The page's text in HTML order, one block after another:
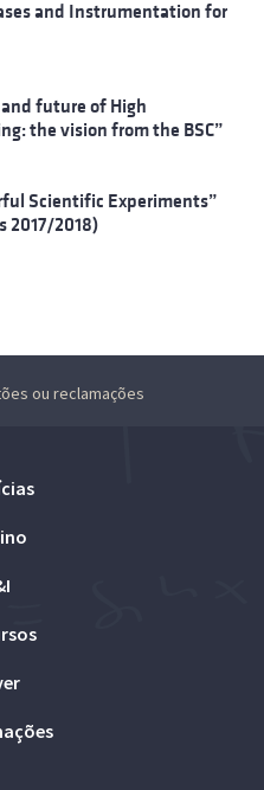
and Instrumentation for
future of High
the vision from the BSC”
Scientific Experiments”
2017/2018)
ou reclamações